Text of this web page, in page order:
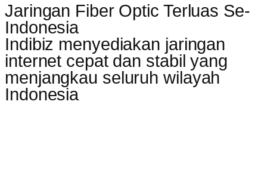
Jaringan Fiber Optic Terluas Se-
Indonesia
Indibiz menyediakan jaringan
internet cepat dan stabil yang
menjangkau seluruh wilayah
Indonesia